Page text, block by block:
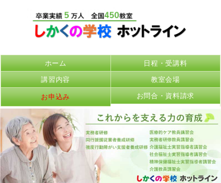
ホーム 日程・受講料
講習内容 教室会場
お申込み お問合・資料請求